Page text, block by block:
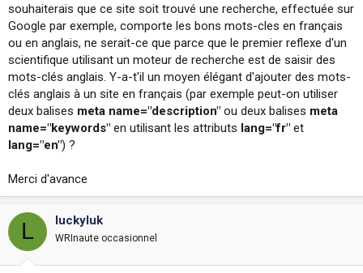
u
s
s
i
o
n
souhaiterais que ce site soit trouvé une recherche, effectuée sur
Google par exemple, comporte les bons mots-cles en français
ou en anglais, ne serait-ce que parce que le premier reflexe d'un
scientifique utilisant un moteur de recherche est de saisir des
mots-clés anglais. Y-a-t'il un moyen élégant d'ajouter des mots-
clés anglais à un site en français (par exemple peut-on utiliser
deux balises meta name="description" ou deux balises meta
name="keywords" en utilisant les attributs lang="fr" et
lang="en") ?
Merci d'avance
L luckyluk
WRInaute occasionnel